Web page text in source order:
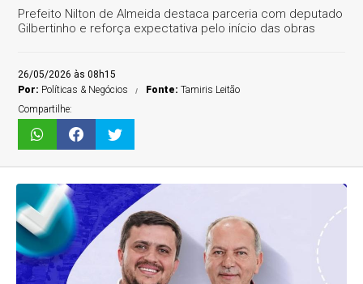
Prefeito Nilton de Almeida destaca parceria com deputado
Gilbertinho e reforça expectativa pelo início das obras
26/05/2026 às 08h15
Por: Políticas & Negócios Fonte:Tamiris Leitão
Compartilhe: